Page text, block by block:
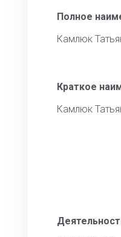
Полное
Камлюк
Краткое
Камлюк